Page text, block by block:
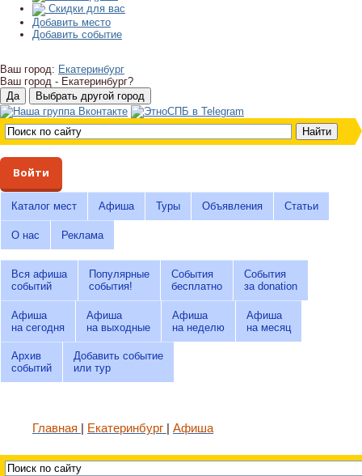
Скидки для вас
Добавить место
Добавить событие
Ваш город: Екатеринбург
Ваш город - Екатеринбург?
Войти
Каталог мест Афиша Туры Объявления Статьи
О нас Реклама
Вся афиша
событий
Популярные
события!
События
бесплатно
События
за donation
Афиша
на сегодня
Афиша
на выходные
Афиша
на неделю
Афиша
на месяц
Архив
событий
Добавить событие
или тур
Главная Екатеринбург Афиша